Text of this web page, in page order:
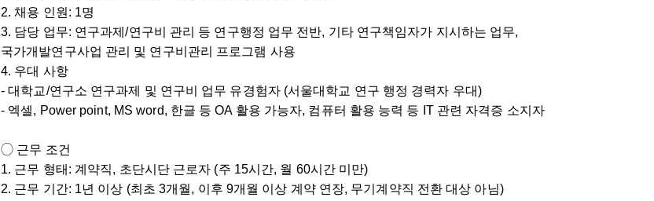
2. 채용 인원: 1명
3. 담당 업무: 연구과제/연구비 관리 등 연구행정 업무 전반, 기타 연구책임자가 지시하는 업무,
국가개발연구사업 관리 및 연구비관리 프로그램 사용
4. 우대 사항
- 대학교/연구소 연구과제 및 연구비 업무 유경험자 (서울대학교 연구 행정 경력자 우대)
- 엑셀, Power point, MS word, 한글 등 OA 활용 가능자, 컴퓨터 활용 능력 등 IT 관련 자격증 소지자
◯ 근무 조건
1. 근무 형태: 계약직, 초단시단 근로자 (주 15시간, 월 60시간 미만)
2. 근무 기간: 1년 이상 (최초 3개월, 이후 9개월 이상 계약 연장, 무기계약직 전환 대상 아님)